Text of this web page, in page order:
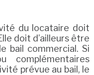
du locataire doit
doit d’ailleurs être
bail commercial. Si
complémentaires
prévue au bail, le